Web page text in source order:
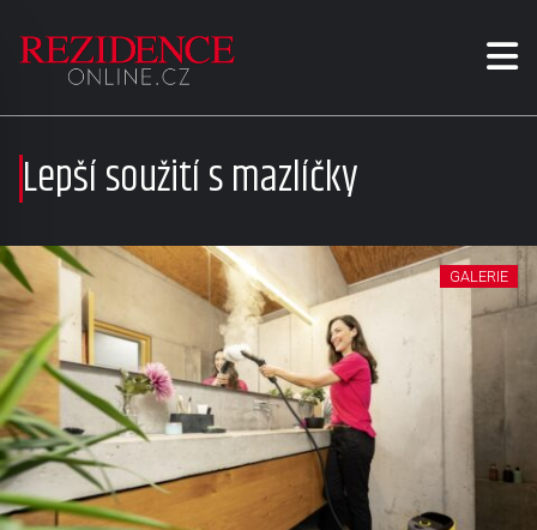
Lepší soužití s mazlíčky
GALERIE